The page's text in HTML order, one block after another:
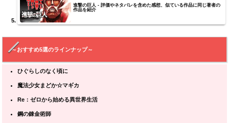
進撃の巨人 - 評価やネタバレを含めた感想、似ている作品に同じ著者の
作品を紹介
～おすすめ5選のラインナップ～
ひぐらしのなく頃に
魔法少女まどか☆マギカ
Re：ゼロから始める異世界生活
鋼の錬金術師